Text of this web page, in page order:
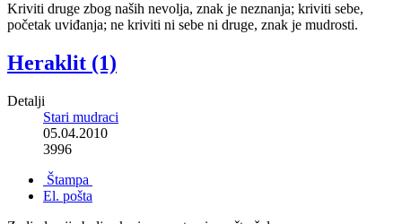
Kriviti druge zbog naših nevolja, znak je neznanja; kriviti sebe,
početak uviđanja; ne kriviti ni sebe ni druge, znak je mudrosti.
Heraklit (1)
Detalji
Stari mudraci
05.04.2010
3996
Štampa
El. pošta